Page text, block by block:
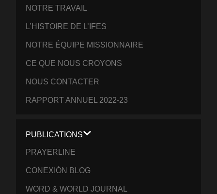
NOTRE TRAVAIL
L’HISTOIRE DE L’IFES
NOTRE ÉQUIPE MISSIONNAIRE
CE QUE NOUS CROYONS
NOUS CONTACTER
RAPPORT ANNUEL 2022-23
PUBLICATIONS
PRAYERLINE
CONEXIÓN BLOG
WORD & WORLD JOURNAL